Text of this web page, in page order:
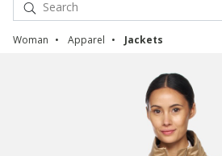
Woman Apparel Jackets